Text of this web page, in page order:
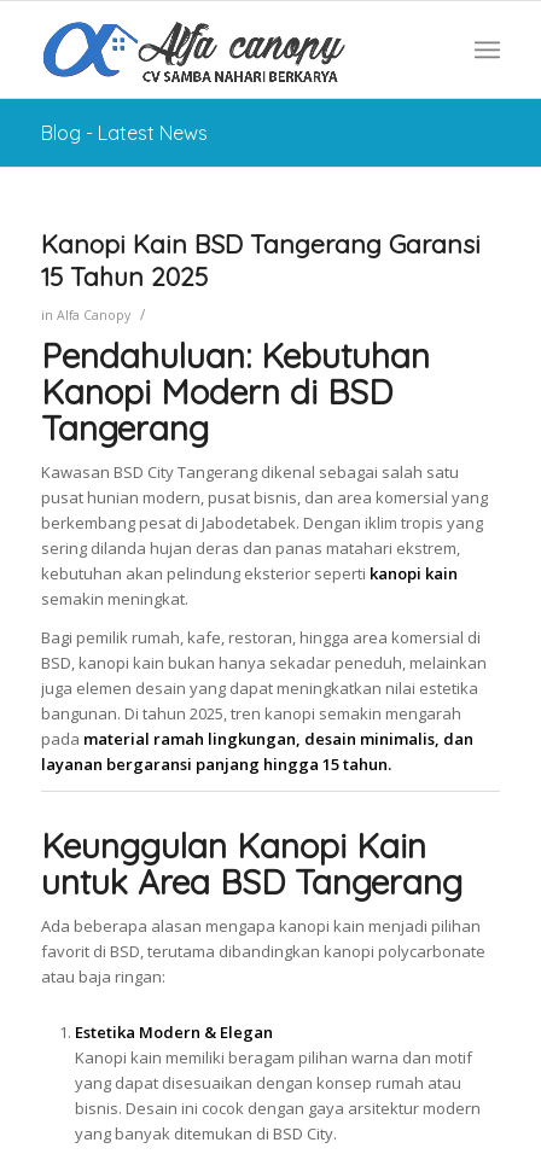
Blog - Latest News
Kanopi Kain BSD Tangerang Garansi
15 Tahun 2025
in Alfa Canopy /
Pendahuluan: Kebutuhan
Kanopi Modern di BSD
Tangerang
Kawasan BSD City Tangerang dikenal sebagai salah satu
pusat hunian modern, pusat bisnis, dan area komersial yang
berkembang pesat di Jabodetabek. Dengan iklim tropis yang
sering dilanda hujan deras dan panas matahari ekstrem,
kebutuhan akan pelindung eksterior seperti kanopi kain
semakin meningkat.
Bagi pemilik rumah, kafe, restoran, hingga area komersial di
BSD, kanopi kain bukan hanya sekadar peneduh, melainkan
juga elemen desain yang dapat meningkatkan nilai estetika
bangunan. Di tahun 2025, tren kanopi semakin mengarah
pada material ramah lingkungan, desain minimalis, dan
layanan bergaransi panjang hingga 15 tahun.
Keunggulan Kanopi Kain
untuk Area BSD Tangerang
Ada beberapa alasan mengapa kanopi kain menjadi pilihan
favorit di BSD, terutama dibandingkan kanopi polycarbonate
atau baja ringan:
Estetika Modern & Elegan
Kanopi kain memiliki beragam pilihan warna dan motif
yang dapat disesuaikan dengan konsep rumah atau
bisnis. Desain ini cocok dengan gaya arsitektur modern
yang banyak ditemukan di BSD City.